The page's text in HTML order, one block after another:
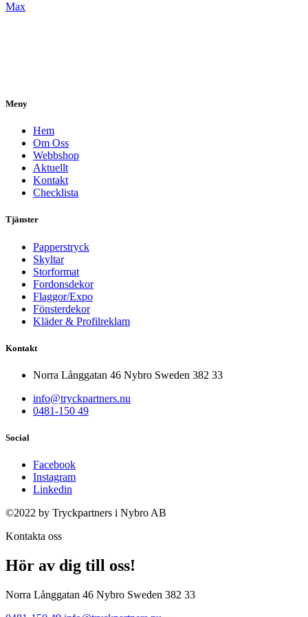
Max
Meny
Hem
Om Oss
Webbshop
Aktuellt
Kontakt
Checklista
Tjänster
Papperstryck
Skyltar
Storformat
Fordonsdekor
Flaggor/Expo
Fönsterdekor
Kläder & Profilreklam
Kontakt
Norra Långgatan 46 Nybro Sweden 382 33
info@tryckpartners.nu
0481-150 49
Social
Facebook
Instagram
Linkedin
©2022 by Tryckpartners i Nybro AB
Kontakta oss
Hör av dig till oss!
Norra Långgatan 46 Nybro Sweden 382 33